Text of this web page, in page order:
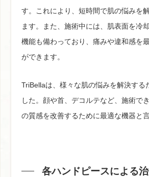
す。これにより、短時間で肌の悩みを
ます。また、施術中には、肌表面を冷
機能も備わっており、痛みや違和感を
ができます。
TriBellaは、様々な肌の悩みを解決する
した。顔や首、デコルテなど、施術で
の質感を改善するために最適な機器と言
各ハンドピースによる